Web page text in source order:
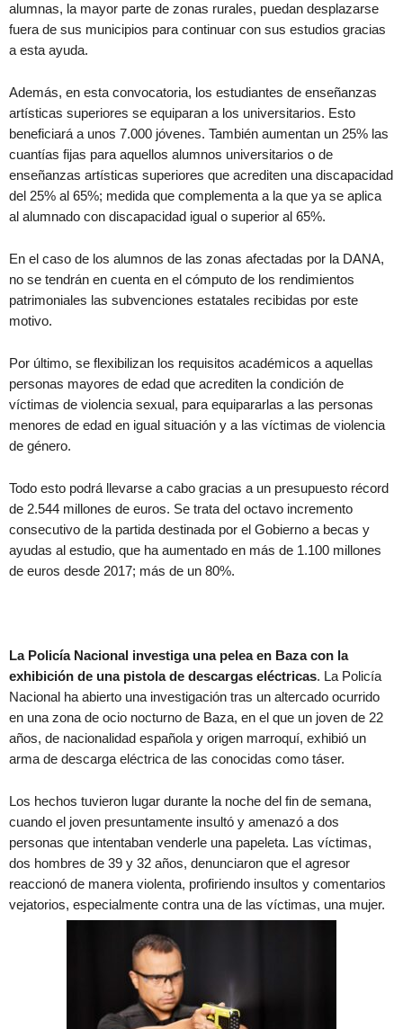
alumnas, la mayor parte de zonas rurales, puedan desplazarse
fuera de sus municipios para continuar con sus estudios gracias
a esta ayuda.
Además, en esta convocatoria, los estudiantes de enseñanzas
artísticas superiores se equiparan a los universitarios. Esto
beneficiará a unos 7.000 jóvenes. También aumentan un 25% las
cuantías fijas para aquellos alumnos universitarios o de
enseñanzas artísticas superiores que acrediten una discapacidad
del 25% al 65%; medida que complementa a la que ya se aplica
al alumnado con discapacidad igual o superior al 65%.
En el caso de los alumnos de las zonas afectadas por la DANA,
no se tendrán en cuenta en el cómputo de los rendimientos
patrimoniales las subvenciones estatales recibidas por este
motivo.
Por último, se flexibilizan los requisitos académicos a aquellas
personas mayores de edad que acrediten la condición de
víctimas de violencia sexual, para equipararlas a las personas
menores de edad en igual situación y a las víctimas de violencia
de género.
Todo esto podrá llevarse a cabo gracias a un presupuesto récord
de 2.544 millones de euros. Se trata del octavo incremento
consecutivo de la partida destinada por el Gobierno a becas y
ayudas al estudio, que ha aumentado en más de 1.100 millones
de euros desde 2017; más de un 80%.
La Policía Nacional investiga una pelea en Baza con la
exhibición de una pistola de descargas eléctricas. La Policía
Nacional ha abierto una investigación tras un altercado ocurrido
en una zona de ocio nocturno de Baza, en el que un joven de 22
años, de nacionalidad española y origen marroquí, exhibió un
arma de descarga eléctrica de las conocidas como táser.
Los hechos tuvieron lugar durante la noche del fin de semana,
cuando el joven presuntamente insultó y amenazó a dos
personas que intentaban venderle una papeleta. Las víctimas,
dos hombres de 39 y 32 años, denunciaron que el agresor
reaccionó de manera violenta, profiriendo insultos y comentarios
vejatorios, especialmente contra una de las víctimas, una mujer.